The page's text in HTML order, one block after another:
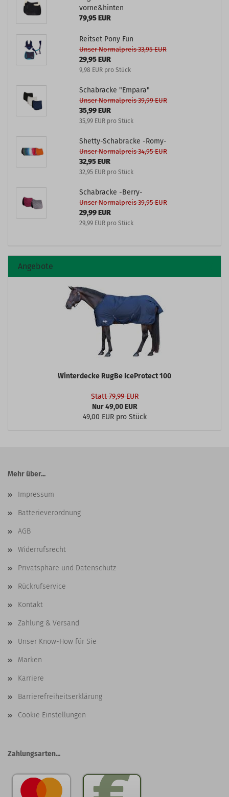
vorne&hinten
79,95 EUR
Reitset Pony Fun
Unser Normalpreis 33,95 EUR
29,95 EUR
9,98 EUR pro Stück
Schabracke "Empara"
Unser Normalpreis 39,99 EUR
35,99 EUR
35,99 EUR pro Stück
Shetty-Schabracke -Romy-
Unser Normalpreis 34,95 EUR
32,95 EUR
32,95 EUR pro Stück
Schabracke -Berry-
Unser Normalpreis 39,95 EUR
29,99 EUR
29,99 EUR pro Stück
Angebote
Winterdecke RugBe IceProtect 100
Statt 79,99 EUR
Nur 49,00 EUR
49,00 EUR pro Stück
Mehr über...
Impressum
Batterieverordnung
AGB
Widerrufsrecht
Privatsphäre und Datenschutz
Rückrufservice
Kontakt
Zahlung & Versand
Unser Know-How für Sie
Marken
Karriere
Barrierefreiheitserklärung
Cookie Einstellungen
Zahlungsarten...